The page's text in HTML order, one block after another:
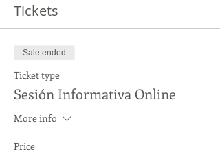
Tickets
Sale ended
Ticket type
Sesión Informativa Online
More info
Price